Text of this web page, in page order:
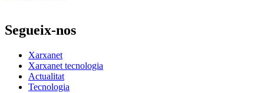
Segueix-nos
Xarxanet
Xarxanet tecnologia
Actualitat
Tecnologia